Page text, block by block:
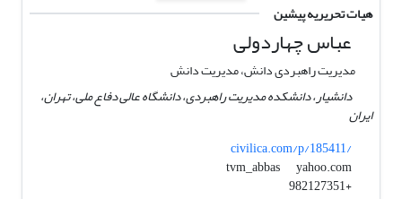
هیات تحریریه پیشین
عباس چهاردولی
مدیریت راهبردی دانش، مدیریت دانش
دانشیار، دانشکده مدیریت راهبردی، دانشگاه عالی دفاع ملی، تهران،
ایران
civilica.com/p/185411/
tvm_abbas
yahoo.com
+982127351